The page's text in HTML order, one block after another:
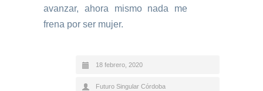
avanzar, ahora mismo nada me
frena por ser mujer.
18 febrero, 2020
Futuro Singular Córdoba